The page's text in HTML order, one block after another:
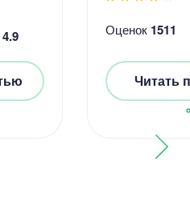
4.9 Оценок 1511
Читать